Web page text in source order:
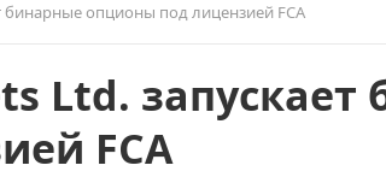
бинарные опционы под лицензией FCA
Ltd.
FCA